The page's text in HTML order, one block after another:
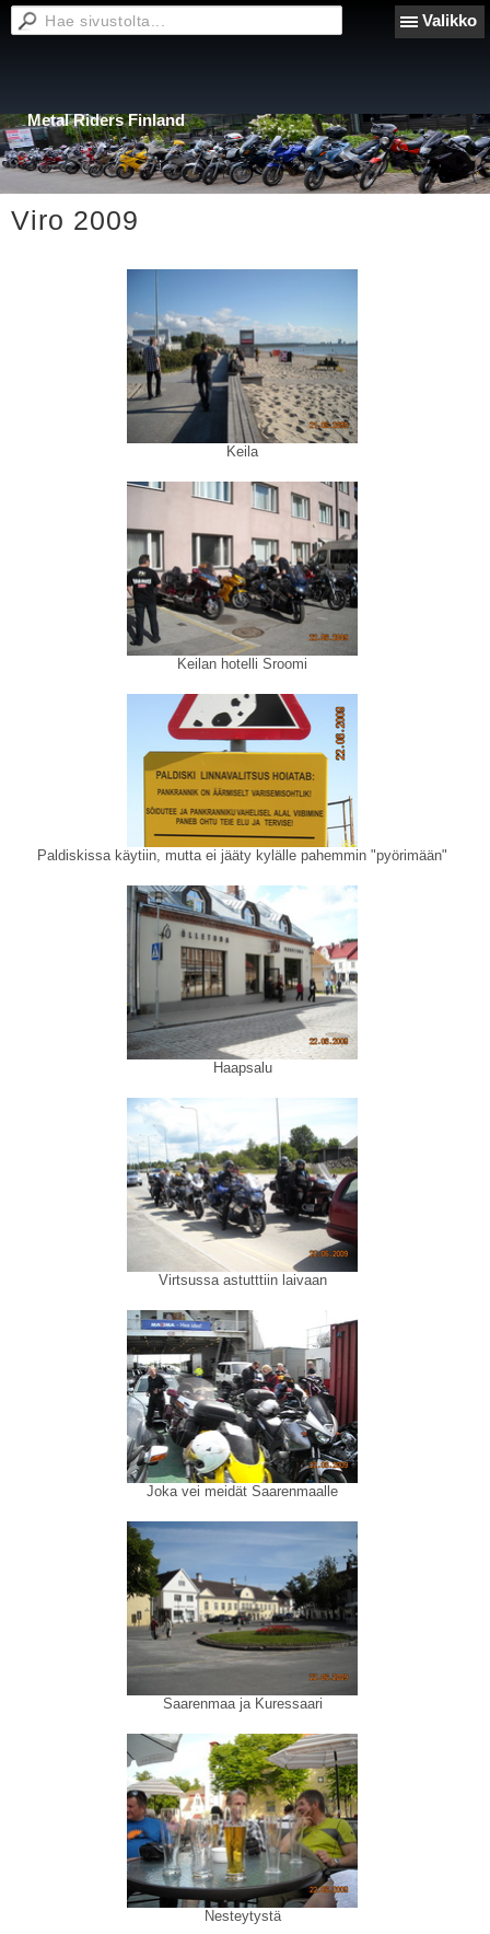
Valikko
Metal Riders Finland
Viro 2009
Keila
Keilan hotelli Sroomi
Paldiskissa käytiin, mutta ei jääty kylälle pahemmin "pyörimään"
Haapsalu
Virtsussa astutttiin laivaan
Joka vei meidät Saarenmaalle
Saarenmaa ja Kuressaari
Nesteytystä